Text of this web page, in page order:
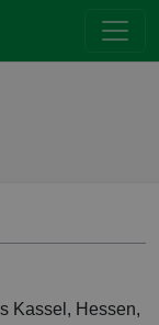
Kassel, Hessen,